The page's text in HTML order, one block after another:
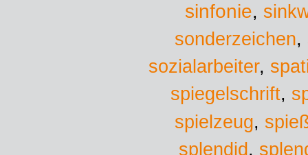
sinfonie,
sonderzeichen,
sozialarbeiter,
spiegelschrift,
spielzeug,
splendid ,